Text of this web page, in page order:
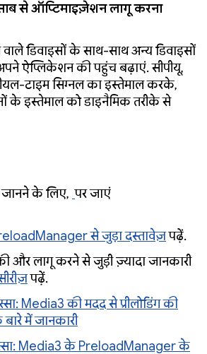
से ऑप्टिमाइज़ेशन लागू करना
डिवाइसों के साथ-साथ अन्य डिवाइसों
ऐप्लिकेशन की पहुंच बढ़ाएं. सीपीयू,
टाइम सिग्नल का इस्तेमाल करके,
के इस्तेमाल को डाइनैमिक तरीके से
के लिए, पर जाएं
से जुड़ा दस्तावेज़पढ़ें.
और लागू करने से जुड़ी ज़्यादा जानकारी
पढ़ें.
Media3 की मदद से प्रीलोडिंग की
में जानकारी
Media3 के PreloadManager के